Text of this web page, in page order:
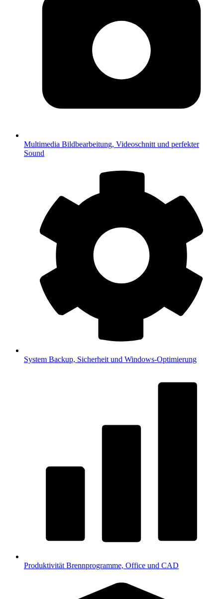
Multimedia Bildbearbeitung, Videoschnitt und perfekter
Sound
System Backup, Sicherheit und Windows-Optimierung
Produktivität Brennprogramme, Office und CAD